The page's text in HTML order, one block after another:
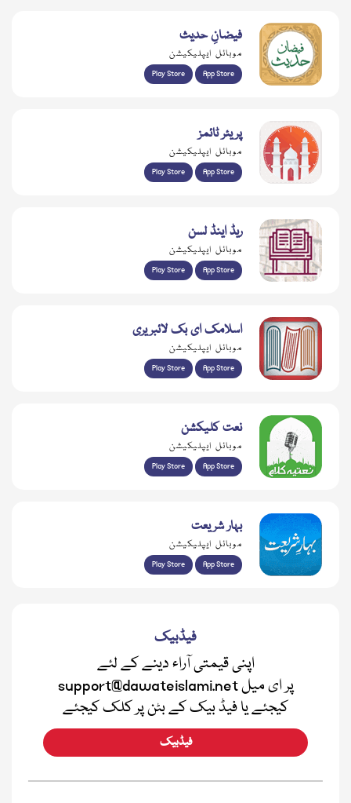
فیضانِ حدیث
موبائل ایپلیکیشن
Play Store App Store
پریئر ٹائمز
موبائل ایپلیکیشن
Play Store App Store
ریڈ اینڈ لسن
موبائل ایپلیکیشن
Play Store App Store
اسلامک ای بک لائبریری
موبائل ایپلیکیشن
Play Store App Store
نعت کلیکشن
موبائل ایپلیکیشن
Play Store App Store
بہار شریعت
موبائل ایپلیکیشن
Play Store App Store
فیڈبیک
اپنی قیمتی آراء دینے کے لئے
support@dawateislami.net پر ای میل
کیجئے یا فیڈ بیک کے بٹن پر کلک کیجئے
فیڈبیک